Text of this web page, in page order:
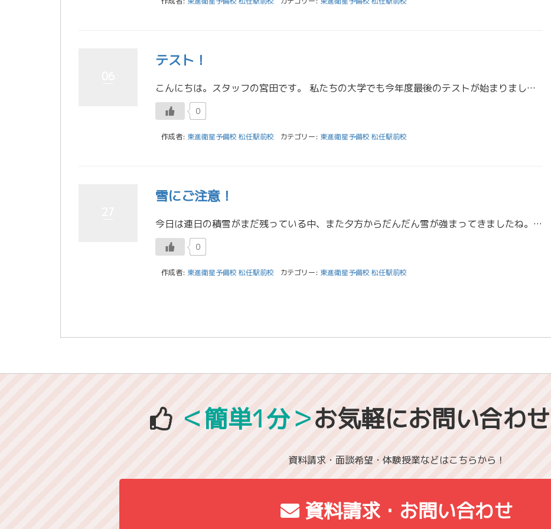
テスト！
こんにちは。スタッフの宮田です。 私たちの大学でも今年度最後のテストが始まりました。高校1.2年生のテストと同じく単位に関わる大切なテストです。気を引き締めて頑張っていきたいと思います。 大学のテストは高校と違い形式がさ […]
0
作成者: 東進衛星予備校 松任駅前校 カテゴリー: 東進衛星予備校 松任駅前校
雪にご注意！
今日は連日の積雪がまだ残っている中、また夕方からだんだん雪が強まってきましたね。明日からまた大雪だとかなんとか。あんまり積もらないといいのですが…。その影響でいつもより生徒は少なかったですが、雪で登校が難しい人は無理せず […]
0
作成者: 東進衛星予備校 松任駅前校 カテゴリー: 東進衛星予備校 松任駅前校
＜簡単1分＞お気軽にお問い合わ
資料請求・面談希望・体験授業などはこちらから！
資料請求・お問い合わせ